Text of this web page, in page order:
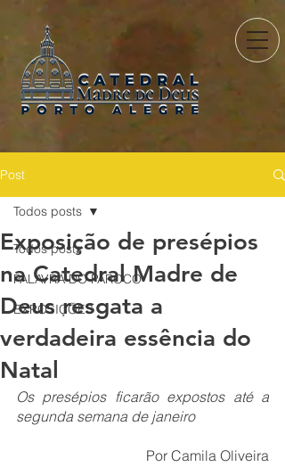
Post
Todos posts
PALAVRA DO PÁROCO
EXPOSIÇÕES
Todos posts
Exposição de presépios
na Catedral Madre de
Deus resgata a
verdadeira essência do
Natal
Os presépios ficarão expostos até a
segunda semana de janeiro
Por Camila Oliveira